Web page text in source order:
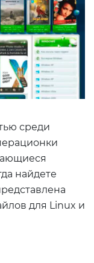
среди
найдете
для Linux и